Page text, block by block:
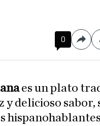
0
es un plato
y delicioso